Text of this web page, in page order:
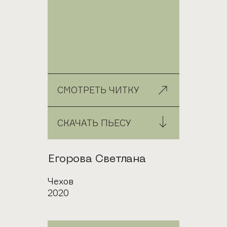
СМОТРЕТЬ ЧИТКУ
СКАЧАТЬ ПЬЕСУ
Автор
Егорова Светлана
Город
Чехов
Год
2020